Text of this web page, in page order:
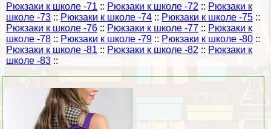
Рюкзаки к школе -71 :: Рюкзаки к школе -72 :: Рюкзаки к
школе -73 :: Рюкзаки к школе -74 :: Рюкзаки к школе -75 ::
Рюкзаки к школе -76 :: Рюкзаки к школе -77 :: Рюкзаки к
школе -78 :: Рюкзаки к школе -79 :: Рюкзаки к школе -80 ::
Рюкзаки к школе -81 :: Рюкзаки к школе -82 :: Рюкзаки к
школе -83 ::